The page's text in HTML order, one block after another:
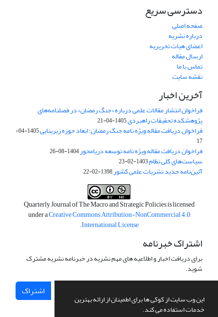
این وب سایت از کوکی ها برای اطمینان از ارائه بهترین
خدمات استفاده می کند.
دسترسی سریع
صفحه اصلی
درباره نشریه
اعضای هیات تحریریه
ارسال مقاله
تماس با ما
نقشه سایت
آخرین اخبار
فراخوان انتشار مقالات علمی درباره «جنگ رمضان» در فصلنامه‌های
پژوهشکده تحقیقات راهبردی1405-04-21
فراخوان دریافت مقاله ویژه نامه جنگ رمضان؛ ابعاد حوزه زیربنایی
1405-04-
17
فراخوان دریافت مقاله ویژه نامه توسعه دریامحور1404-08-26
سیاست‌های کلی نظام1403-02-23
آئین‌نامه جدید نشریات علمی کشور1398-02-22
Quarterly Journal of The Macro and Strategic Policies is licensed
under aCreative Commons Attribution-NonCommercial 4.0
International License
.
اشتراک خبرنامه
برای دریافت اخبار و اطلاعیه های مهم نشریه در خبرنامه نشریه مشترک
شوید.
اشتراک